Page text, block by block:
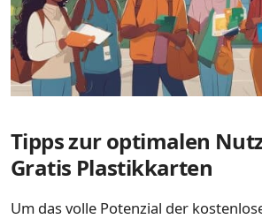
Tipps zur optimalen
Gratis Plastikkarten
Um das volle Potenzial der